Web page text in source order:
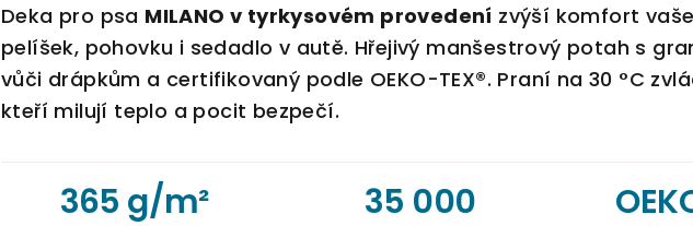
Deka pro psa MILANO v tyrkysovém provedení zvýší komfort
pelíšek, pohovku i sedadlo v autě. Hřejivý manšestrový potah s
vůči drápkům a certifikovaný podle OEKO-TEX®. Praní na 30 °C
kteří milují teplo a pocit bezpečí.
365 g/m² 35 000